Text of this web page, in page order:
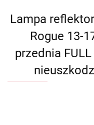
Lampa
Rogue 13-
przednia